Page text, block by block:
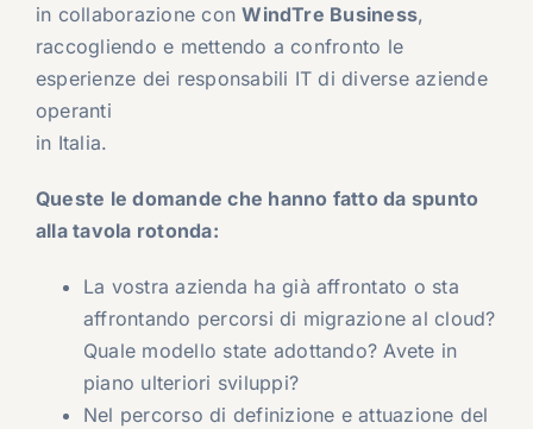
in collaborazione conWindTre Business,
raccogliendo e mettendo a confronto le
esperienze dei responsabili IT di diverse aziende
operanti
in Italia.
Queste le domande che hanno fatto da spunto
alla tavola rotonda:
La vostra azienda ha già affrontato o sta
affrontando percorsi di migrazione al cloud?
Quale modello state adottando? Avete in
piano ulteriori sviluppi?
Nel percorso di definizione e attuazione del